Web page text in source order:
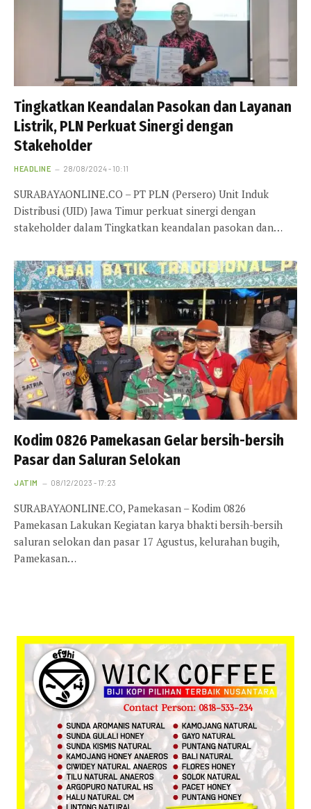
Tingkatkan Keandalan Pasokan dan Layanan
Listrik, PLN Perkuat Sinergi dengan
Stakeholder
HEADLINE 28/08/2024 - 10:11
SURABAYAONLINE.CO – PT PLN (Persero) Unit Induk
Distribusi (UID) Jawa Timur perkuat sinergi dengan
stakeholder dalam Tingkatkan keandalan pasokan dan…
Kodim 0826 Pamekasan Gelar bersih-bersih
Pasar dan Saluran Selokan
JATIM 08/12/2023 - 17:23
SURABAYAONLINE.CO, Pamekasan – Kodim 0826
Pamekasan Lakukan Kegiatan karya bhakti bersih-bersih
saluran selokan dan pasar 17 Agustus, kelurahan bugih,
Pamekasan…